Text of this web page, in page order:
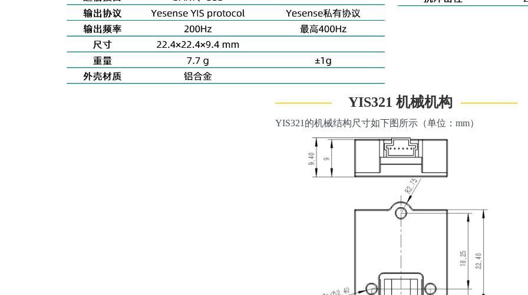
———— YIS321 机械机构 ————
YIS321的机械结构尺寸如下图所示（单位：mm）